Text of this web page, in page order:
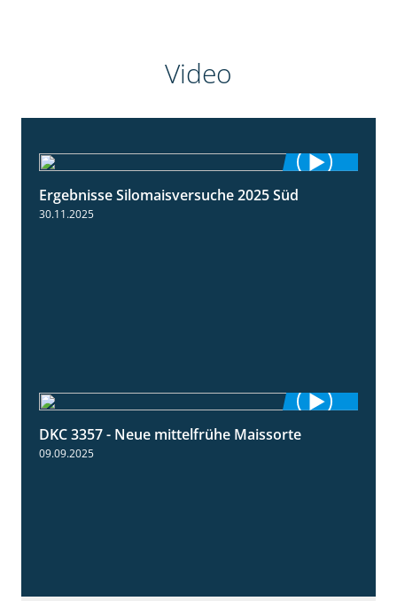
Video
Ergebnisse Silomaisversuche 2025 Süd
30.11.2025
DKC 3357 - Neue mittelfrühe Maissorte
09.09.2025